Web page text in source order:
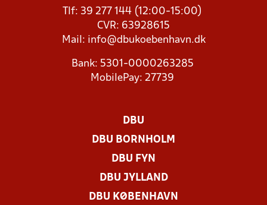
Tlf: 39 277 144 (12:00-15:00)
CVR: 63928615
Mail: info@dbukoebenhavn.dk
Bank: 5301-0000263285
MobilePay: 27739
DBU
DBU BORNHOLM
DBU FYN
DBU JYLLAND
DBU KØBENHAVN